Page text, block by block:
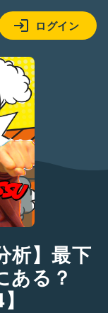
ログイン
析】最下
ある？